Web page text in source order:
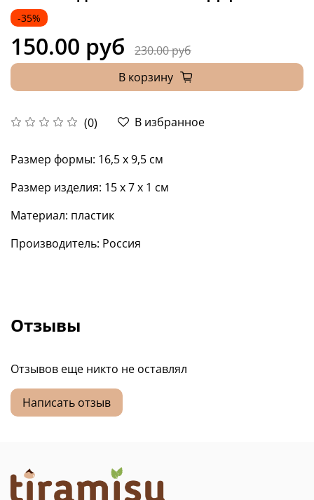
(0) В избранное
-35%
150.00 руб
230.00 руб
В корзину
Размер формы: 16,5 х 9,5 см
Размер изделия: 15 х 7 х 1 см
Материал: пластик
Производитель: Россия
Отзывы
Отзывов еще никто не оставлял
Написать отзыв